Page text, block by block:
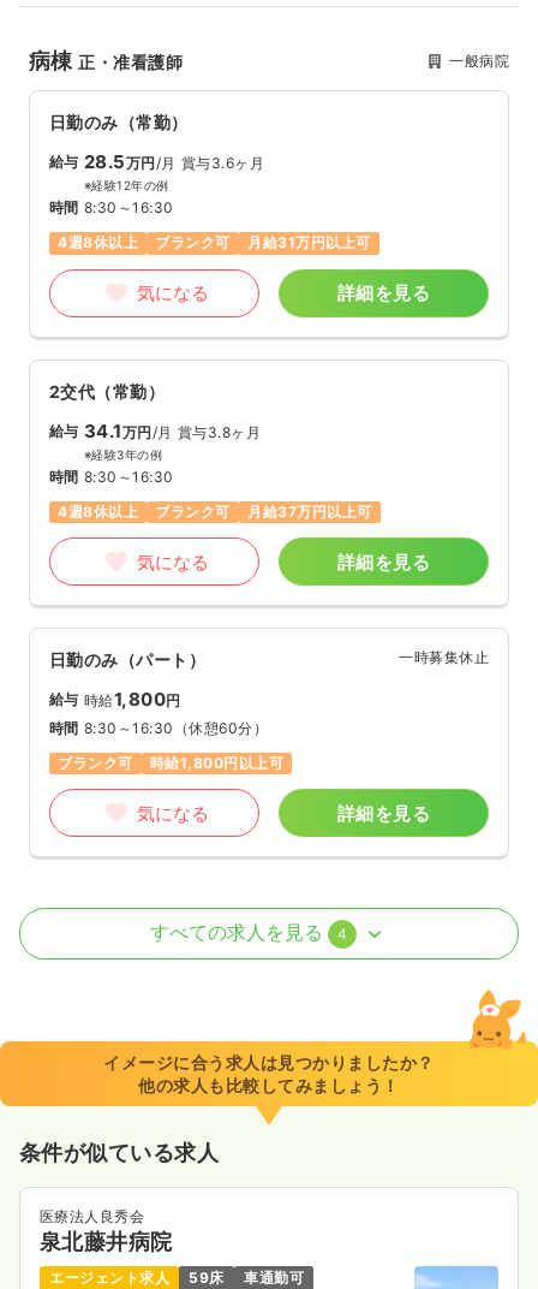
病棟正・准看護師 一般病院
日勤のみ（常勤）
給与 28.5万円/月 賞与3.6ヶ月
※経験12年の例
時間 8:30～16:30
4週8休以上
ブランク可 月給31万円以上可
気になる 詳細を見る
2交代（常勤）
給与 34.1万円 /月 賞与3.8ヶ月
※経験3年の例
時間 8:30～16:30
4週8休以上
ブランク可 月給37万円以上可
気になる 詳細を見る
日勤のみ（パート） 一時募集休止
給与 時給1,800円
時間 8:30～16:30 （休憩60分）
ブランク可
時給1,800円以上可
気になる 詳細を見る
外来 正・准看護師
8:30～16:30（休憩60分）
4週8休以上
月給34万円以上可
気になる
透析正・准看護師 一般病院
すべての求人を見る 4
イメージに合う求人は見つかりましたか？
他の求人も比較してみましょう！
条件が似ている求人
医療法人良秀会
泉北藤井病院
エージェント求人 59床
車通勤可